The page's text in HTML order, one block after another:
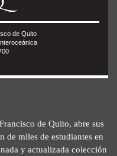
de Quito
de Quito, abre sus
de miles de estudiantes en
y actualizada colección